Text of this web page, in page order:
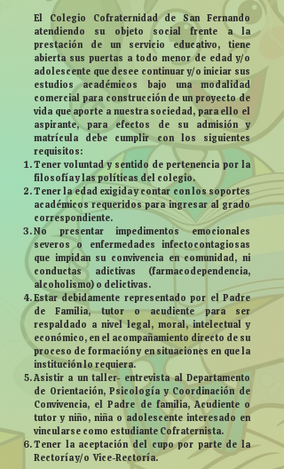
El Colegio Cofraternidad de San Fernando
atendiendo su objeto social frente a la
prestación de un servicio educativo, tiene
abierta sus puertas a todo menor de edad y/o
adolescente que desee continuar y/o iniciar sus
estudios académicos bajo una modalidad
comercial para construcción de un proyecto de
vida que aporte a nuestra sociedad, para ello el
aspirante, para efectos de su admisión y
matrícula debe cumplir con los siguientes
requisitos:
Tener voluntad y sentido de pertenencia por la
filosofía y las políticas del colegio.
Tener la edad exigida y contar con los soportes
académicos requeridos para ingresar al grado
correspondiente.
No presentar impedimentos emocionales
severos o enfermedades infectocontagiosas
que impidan su convivencia en comunidad, ni
conductas adictivas (farmacodependencia,
alcoholismo) o delictivas.
Estar debidamente representado por el Padre
de Familia, tutor o acudiente para ser
respaldado a nivel legal, moral, intelectual y
económico, en el acompañamiento directo de su
proceso de formación y en situaciones en que la
institución lo requiera.
Asistir a un taller- entrevista al Departamento
de Orientación, Psicología y Coordinación de
Convivencia, el Padre de familia, Acudiente o
tutor y niño, niña o adolescente interesado en
vincularse como estudiante Cofraternista.
Tener la aceptación del cupo por parte de la
Rectoría y/o Vice-Rectoría.